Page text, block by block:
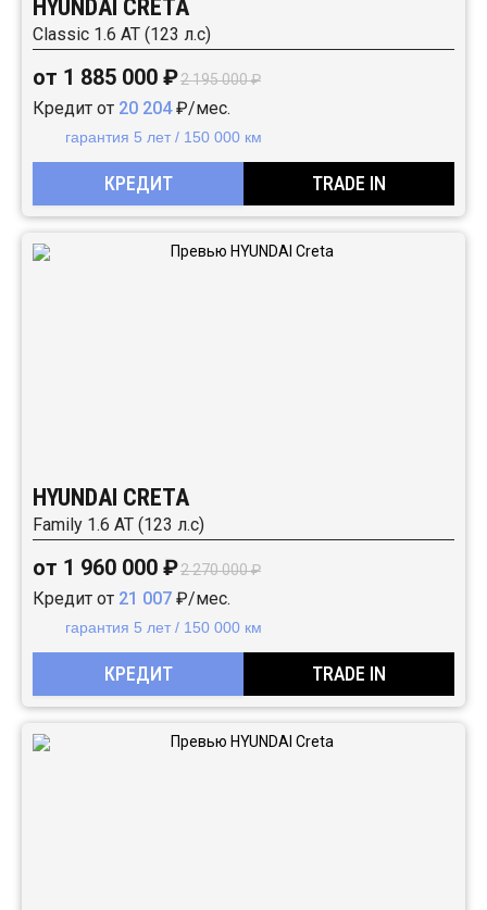
HYUNDAI CRETA
Classic 1.6 АТ (123 л.с)
от 1 885 000 ₽2 195 000 ₽
Кредит от 20 204₽/мес.
гарантия 5 лет / 150 000 км
КРЕДИТ TRADE IN
HYUNDAI CRETA
Family 1.6 АТ (123 л.с)
от 1 960 000 ₽2 270 000 ₽
Кредит от 21 007 ₽/мес.
гарантия 5 лет / 150 000 км
КРЕДИТ TRADE IN